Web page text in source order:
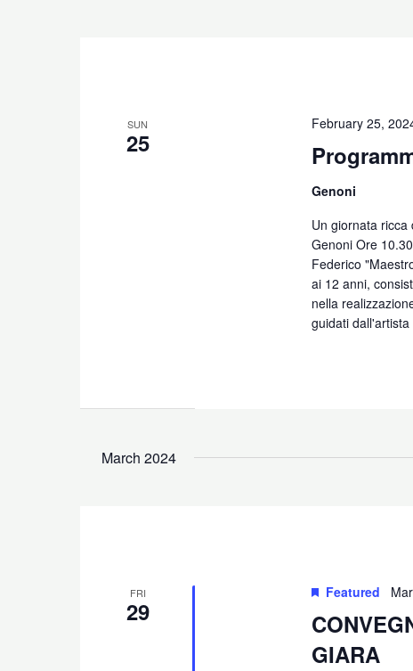
SUN
25
February 25,
Genoni
Un giornata
Genoni Ore
Federico
ai 12 anni,
nella
guidati
March 2024
FRI
29
GIARA
Featured